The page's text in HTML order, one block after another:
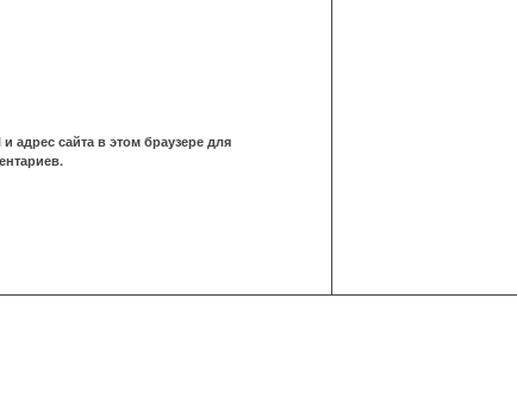
адрес сайта в этом браузере для